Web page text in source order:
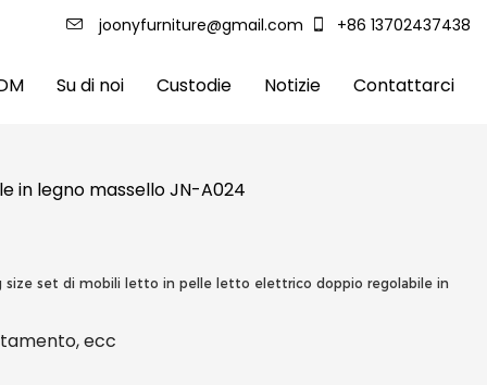
joonyfurniture@gmail.com +86 13702437438
Su di noi Custodie Notizie Contattarci
in legno massello JN-A024
set di mobili letto in pelle letto elettrico doppio regolabile in
ecc